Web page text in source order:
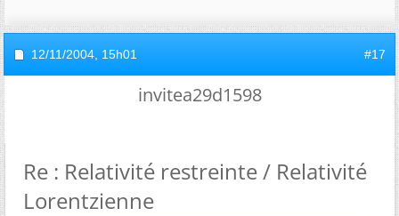
12/11/2004, 15h01 #17
invitea29d1598
Re : Relativité restreinte / Relativité
Lorentzienne